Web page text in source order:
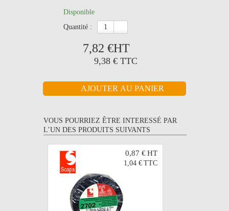
Disponible
quantité :
7,82 €HT
9,38 € TTC
VOUS POURRIEZ ÊTRE INTERESSÉ PAR
L’UN DES PRODUITS SUIVANTS
0,87 €HT
1,04 € TTC